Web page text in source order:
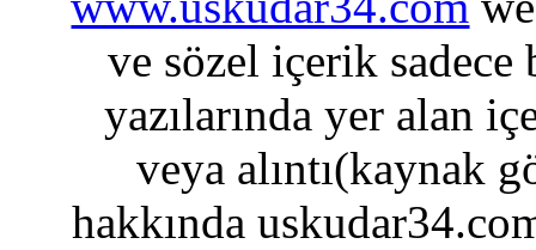
ve sözel içerik sadece
yazılarında yer alan
veya alıntı(kaynak
hakkında